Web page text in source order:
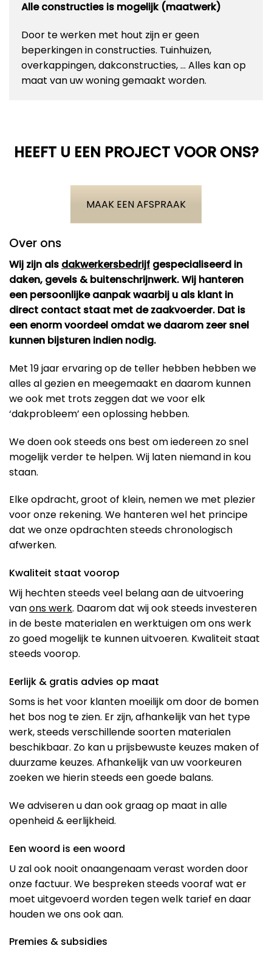
Alle constructies is mogelijk (maatwerk)
Door te werken met hout zijn er geen
beperkingen in constructies. Tuinhuizen,
overkappingen, dakconstructies, … Alles kan op
maat van uw woning gemaakt worden.
HEEFT U EEN PROJECT VOOR ONS?
MAAK EEN AFSPRAAK
Over ons
Wij zijn als dakwerkersbedrijf gespecialiseerd in
daken, gevels & buitenschrijnwerk. Wij hanteren
een persoonlijke aanpak waarbij u als klant in
direct contact staat met de zaakvoerder. Dat is
een enorm voordeel omdat we daarom zeer snel
kunnen bijsturen indien nodig.
Met 19 jaar ervaring op de teller hebben hebben we
alles al gezien en meegemaakt en daarom kunnen
we ook met trots zeggen dat we voor elk
‘dakprobleem’ een oplossing hebben.
We doen ook steeds ons best om iedereen zo snel
mogelijk verder te helpen. Wij laten niemand in kou
staan.
Elke opdracht, groot of klein, nemen we met plezier
voor onze rekening. We hanteren wel het principe
dat we onze opdrachten steeds chronologisch
afwerken.
Kwaliteit staat voorop
Wij hechten steeds veel belang aan de uitvoering
vanons werk. Daarom dat wij ook steeds investeren
in de beste materialen en werktuigen om ons werk
zo goed mogelijk te kunnen uitvoeren. Kwaliteit staat
steeds voorop.
Eerlijk & gratis advies op maat
Soms is het voor klanten moeilijk om door de bomen
het bos nog te zien. Er zijn, afhankelijk van het type
werk, steeds verschillende soorten materialen
beschikbaar. Zo kan u prijsbewuste keuzes maken of
duurzame keuzes. Afhankelijk van uw voorkeuren
zoeken we hierin steeds een goede balans.
We adviseren u dan ook graag op maat in alle
openheid & eerlijkheid.
Een woord is een woord
U zal ook nooit onaangenaam verast worden door
onze factuur. We bespreken steeds vooraf wat er
moet uitgevoerd worden tegen welk tarief en daar
houden we ons ook aan.
Premies & subsidies